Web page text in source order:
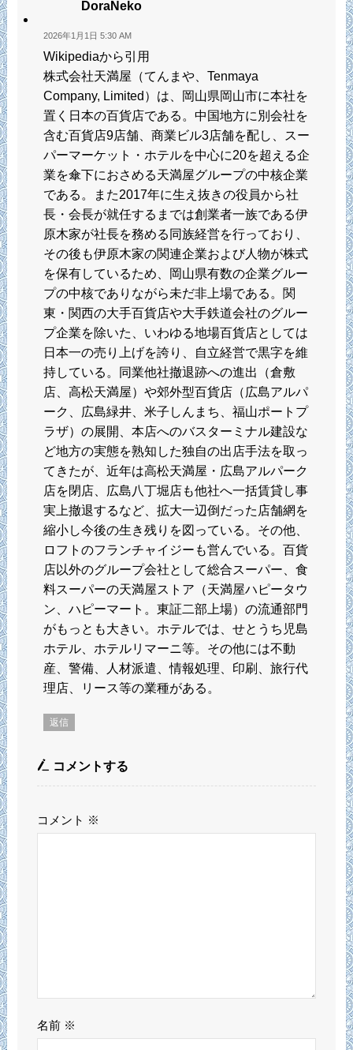
DoraNeko
2026年1月1日 5:30 AM
Wikipediaから引用
株式会社天満屋（てんまや、Tenmaya
Company, Limited）は、岡山県岡山市に本社を
置く日本の百貨店である。中国地方に別会社を
含む百貨店9店舗、商業ビル3店舗を配し、スー
パーマーケット・ホテルを中心に20を超える企
業を傘下におさめる天満屋グループの中核企業
である。また2017年に生え抜きの役員から社
長・会長が就任するまでは創業者一族である伊
原木家が社長を務める同族経営を行っており、
その後も伊原木家の関連企業および人物が株式
を保有しているため、岡山県有数の企業グルー
プの中核でありながら未だ非上場である。関
東・関西の大手百貨店や大手鉄道会社のグルー
プ企業を除いた、いわゆる地場百貨店としては
日本一の売り上げを誇り、自立経営で黒字を維
持している。同業他社撤退跡への進出（倉敷
店、高松天満屋）や郊外型百貨店（広島アルパ
ーク、広島緑井、米子しんまち、福山ポートプ
ラザ）の展開、本店へのバスターミナル建設な
ど地方の実態を熟知した独自の出店手法を取っ
てきたが、近年は高松天満屋・広島アルパーク
店を閉店、広島八丁堀店も他社へ一括賃貸し事
実上撤退するなど、拡大一辺倒だった店舗網を
縮小し今後の生き残りを図っている。その他、
ロフトのフランチャイジーも営んでいる。百貨
店以外のグループ会社として総合スーパー、食
料スーパーの天満屋ストア（天満屋ハピータウ
ン、ハピーマート。東証二部上場）の流通部門
がもっとも大きい。ホテルでは、せとうち児島
ホテル、ホテルリマーニ等。その他には不動
産、警備、人材派遣、情報処理、印刷、旅行代
理店、リース等の業種がある。
返信
コメントする
コメント ※
名前 ※